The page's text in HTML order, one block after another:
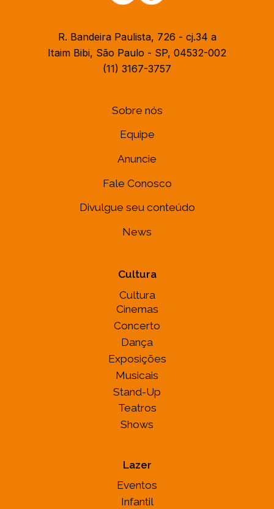
R. Bandeira Paulista, 726 - cj.34 a
Itaim Bibi, São Paulo - SP, 04532-002
(11) 3167-3757
Sobre nós
Equipe
Anuncie
Fale Conosco
Divulgue seu conteúdo
News
Cultura
Cultura
Cinemas
Concerto
Dança
Exposições
Musicais
Stand-Up
Teatros
Shows
Lazer
Eventos
Infantil